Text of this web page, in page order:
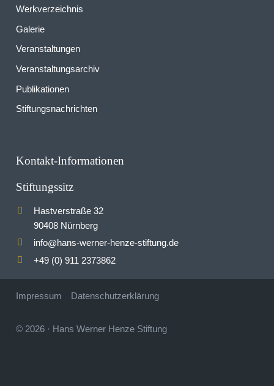
Werkverzeichnis
Galerie
Veranstaltungen
Veranstaltungsarchiv
Publikationen
Stiftungsnachrichten
Kontakt-Informationen
Stiftungssitz
Hastverstraße 32
90408 Nürnberg
info@hans-werner-henze-stiftung.de
+49 (0) 911 2373862
Impressum Datenschutzerklärung
© 2026 · Hans Werner Henze Stiftung